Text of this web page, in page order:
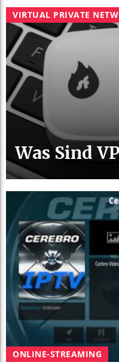
VIRTUAL PRIVATE
Was Sind
ONLINE-STREAMING